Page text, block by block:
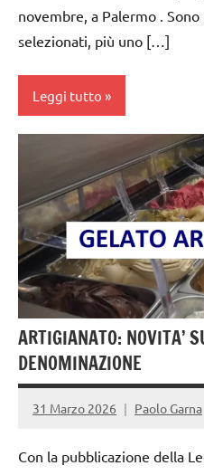
novembre, a Palermo .
selezionati, più uno […]
Leggi tutto
gelateria
gelatieri
gelato
gelato
artigianale
ARTIGIANATO: NOVITA’
DENOMINAZIONE
31 Marzo 2026 Paolo Garna
Con la pubblicazione della